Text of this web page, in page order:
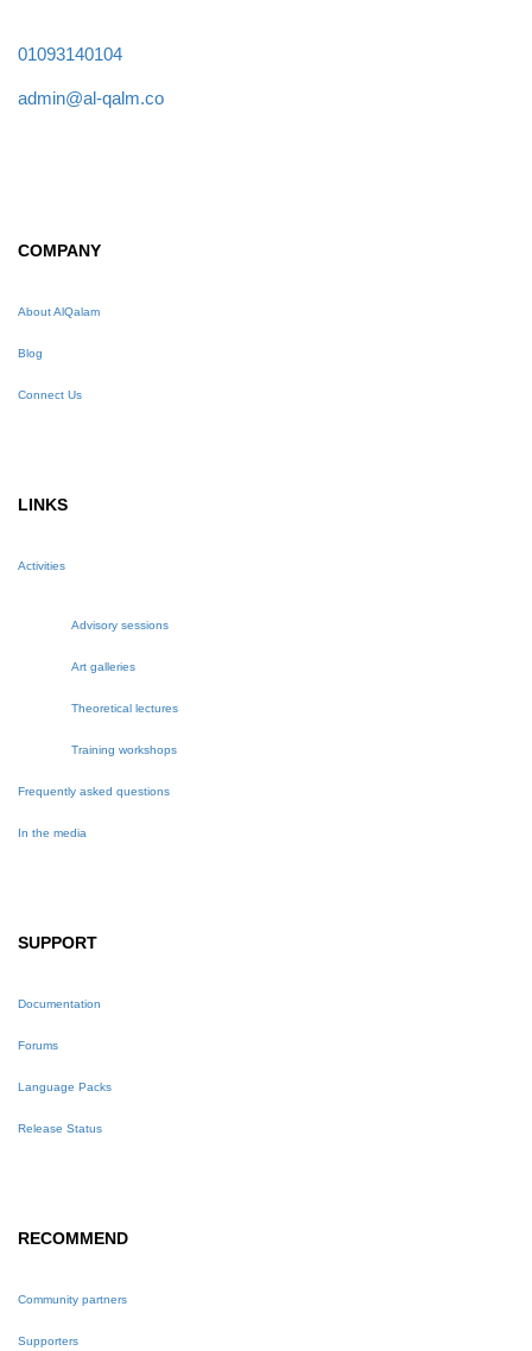
01093140104
admin@al-qalm.co
COMPANY
About AlQalam
Blog
Connect Us
LINKS
Activities
Advisory sessions
Art galleries
Theoretical lectures
Training workshops
Frequently asked questions
In the media
SUPPORT
Documentation
Forums
Language Packs
Release Status
RECOMMEND
Community partners
Supporters